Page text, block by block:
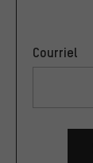
Courriel